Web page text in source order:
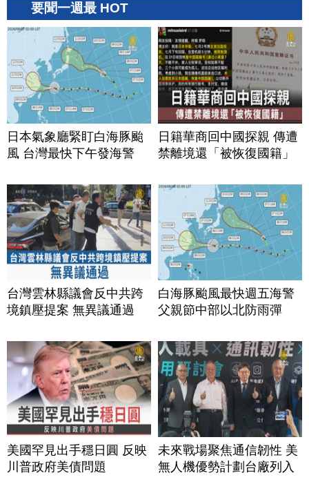
要聞一週最 HOT
日本氣象廳緊盯白海豚颱
風 台灣最快下午發海警
日籍華商回中國探親 傳遭
禁離境還「被恢復國籍」
台灣雲林縣議會反中共跨
境鎮壓提案 無異議通過
白海豚颱風最快週五海警
父親節中部以北防雨彈
美國罕見出手穩日圓 反映
川普政府美債問題
未來戰場聚焦通信韌性 美
無人機優勢計劃台廠列入